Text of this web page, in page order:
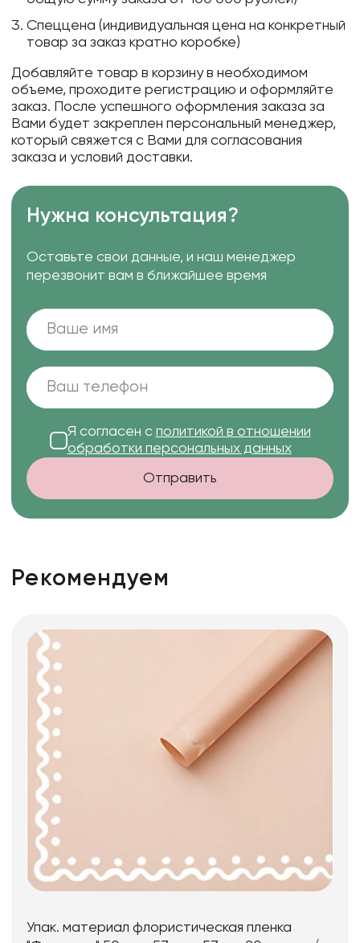
Спеццена (индивидуальная цена на конкретный
товар за заказ кратно коробке)
Добавляйте товар в корзину в необходимом
объеме, проходите регистрацию и оформляйте
заказ. После успешного оформления заказа за
Вами будет закреплен персональный менеджер,
который свяжется с Вами для согласования
заказа и условий доставки.
Нужна консультация?
Оставьте свои данные, и наш менеджер
перезвонит вам в ближайшее время
Я согласен с политикой в отношении
обработки персональных данных
Отправить
Рекомендуем
Упак. материал флористическая пленка